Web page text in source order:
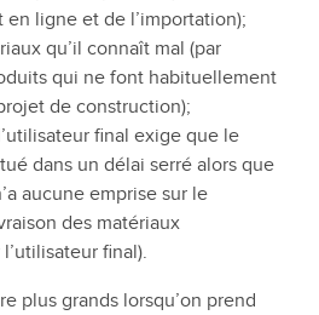
en ligne et de l’importation);
qu’il connaît mal (par
qui ne font habituellement
de construction);
final exige que le
dans un délai serré alors que
aucune emprise sur le
des matériaux
final).
plus grands lorsqu’on prend